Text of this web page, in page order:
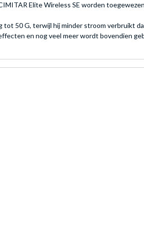
Elite Wireless SE worden
50 G, terwijl hij minder stroom verbruikt
en nog veel meer wordt bovendien